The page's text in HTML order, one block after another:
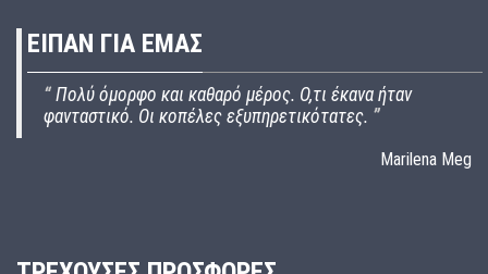
ΕΙΠΑΝ ΓΙΑ ΕΜΑΣ
“ Πολύ όμορφο και καθαρό μέρος. Ο,τι έκανα ήταν
φανταστικό. Οι κοπέλες εξυπηρετικότατες. ”
Marilena Meg